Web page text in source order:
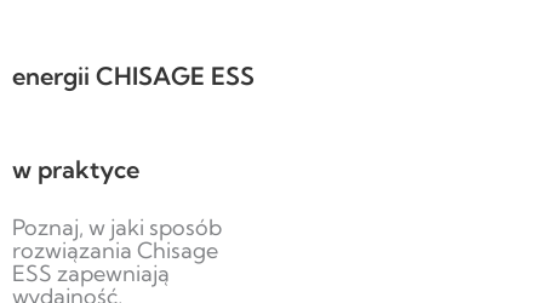
energii CHISAGE ESS
w praktyce
Poznaj, w jaki sposób
rozwiązania Chisage
ESS zapewniają
wydajność,